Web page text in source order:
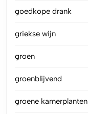
goedkope drank
griekse wijn
groen
groenblijvend
groene kamerplanten